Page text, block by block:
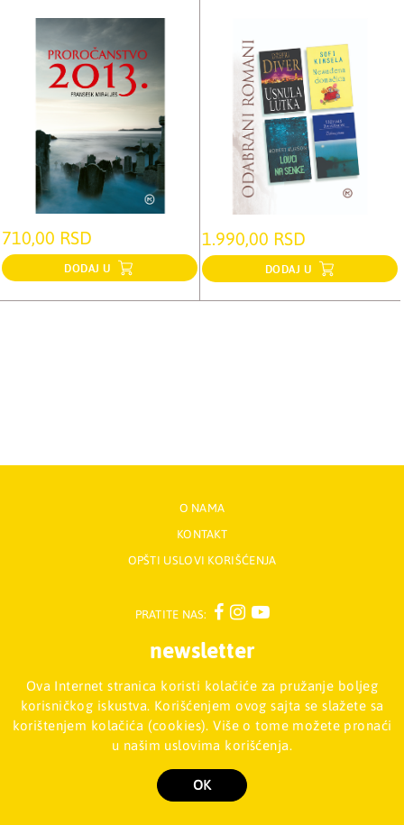
Ova Internet stranica koristi kolačiće za pružanje boljeg
korisničkog iskustva. Korišćenjem ovog sajta se slažete sa
korištenjem kolačića (cookies). Više o tome možete pronaći
u našim uslovima korišćenja.
OK
710,00 RSD
DODAJ U
1.990,00 RSD
DODAJ U
O NAMA
KONTAKT
OPŠTI USLOVI KORIŠĆENJA
PRATITE NAS:
newsletter
Prijavite se na naš Newsletter
Mladinska knjiga d.o.o., Palmira Toljatija 5 - Stari Merkator, 11070
NOVI BEOGRAD, Srbija011/2257-008
Copyright 2026 Mladinska knjiga d.o.o., Sva prava su zadržana. Powered by